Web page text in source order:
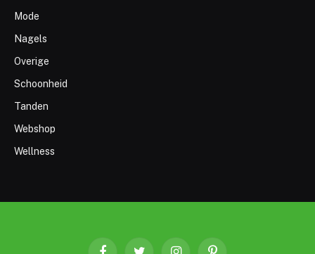
Mode
Nagels
Overige
Schoonheid
Tanden
Webshop
Wellness